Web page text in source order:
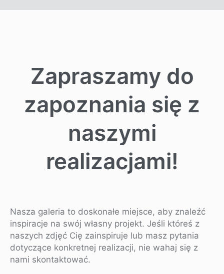
Zapraszamy do
zapoznania się z
naszymi
realizacjami!
Nasza galeria to doskonałe miejsce, aby znaleźć
inspiracje na swój własny projekt. Jeśli któreś z
naszych zdjęć Cię zainspiruje lub masz pytania
dotyczące konkretnej realizacji, nie wahaj się z
nami skontaktować.